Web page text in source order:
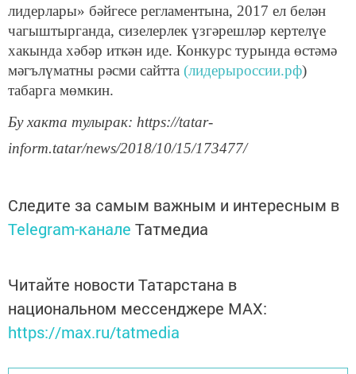
лидерлары» бәйгесе регламентына, 2017 ел белән
чагыштырганда, сизелерлек үзгәрешләр кертелүе
хакында хәбәр иткән иде. Конкурс турында өстәмә
мәгълүматны рәсми сайтта (лидерыроссии.рф)
табарга мөмкин.
Бу хакта тулырак: https://tatar-
inform.tatar/news/2018/10/15/173477/
Следите за самым важным и интересным в
Telegram-канале Татмедиа
Читайте новости Татарстана в
национальном мессенджере MАХ:
https://max.ru/tatmedia